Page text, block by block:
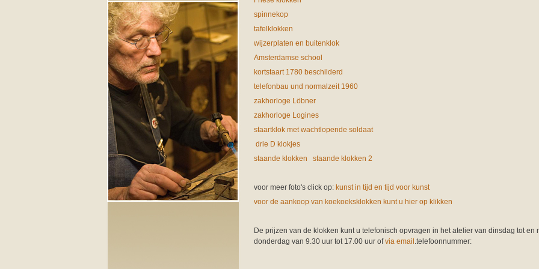
spinnekop
tafelklokken
wijzerplaten en buitenklok
Amsterdamse school
kortstaart 1780 beschilderd
telefonbau und normalzeit 1960
zakhorloge Löbner
zakhorloge Logines
staartklok met wachtlopende soldaat
drie D klokjes
staande klokken
staande klokken 2
voor meer foto's click op: kunst in tijd en tijd voor kunst
voor de aankoop van koekoeksklokken kunt u hier op klikken
De prijzen van de klokken kunt u telefonisch opvragen in het atelier van dinsdag tot en
donderdag van 9.30 uur tot 17.00 uur ofvia email .telefoonnummer: